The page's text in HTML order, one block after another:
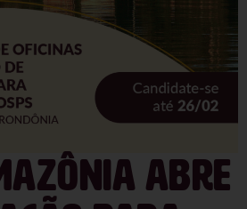
abre